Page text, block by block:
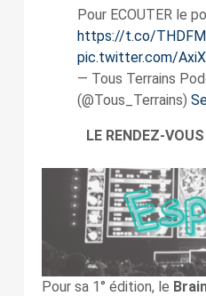
Pour ECOUTER le
https://t.co/
pic.twitter.com/
— Tous Terrains
(@Tous_Terrains)
LE RENDEZ-
Pour sa 1° édition, le